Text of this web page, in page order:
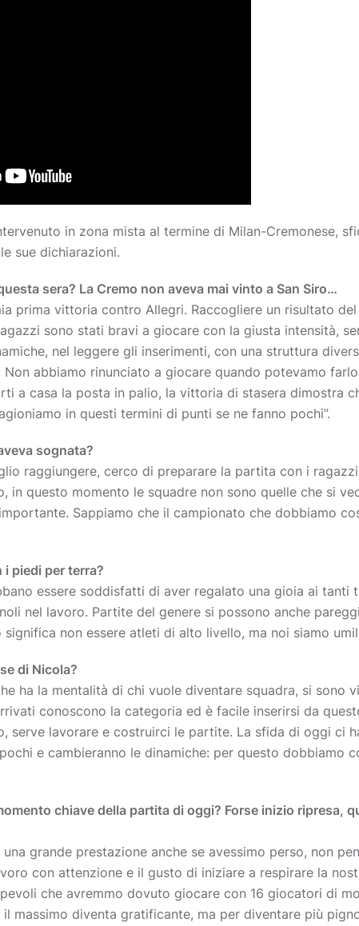
in zona mista al termine di Milan-Cremonese,
sue dichiarazioni.
sera? La Cremo non aveva mai vinto a San Siro…
prima vittoria contro Allegri. Raccogliere un risultato
sono stati bravi a giocare con la giusta intensità,
nel leggere gli inserimenti, con una struttura
Non abbiamo rinunciato a giocare quando potevamo
a casa la posta in palio, la vittoria di stasera dimostra
in questi termini di punti se ne fanno pochi”.
sognata?
raggiungere, cerco di preparare la partita con i
in questo momento le squadre non sono quelle che si
Sappiamo che il campionato che dobbiamo
piedi per terra?
essere soddisfatti di aver regalato una gioia ai tanti
nel lavoro. Partite del genere si possono anche
non essere atleti di alto livello, ma noi siamo
di Nicola?
ha la mentalità di chi vuole diventare squadra, si sono
conoscono la categoria ed è facile inserirsi da
serve lavorare e costruirci le partite. La sfida di oggi ci
e cambieranno le dinamiche: per questo dobbiamo
chiave della partita di oggi? Forse inizio ripresa,
grande prestazione anche se avessimo perso, non
con attenzione e il gusto di iniziare a respirare la
che avremmo dovuto giocare con 16 giocatori di
massimo diventa gratificante, ma per diventare più